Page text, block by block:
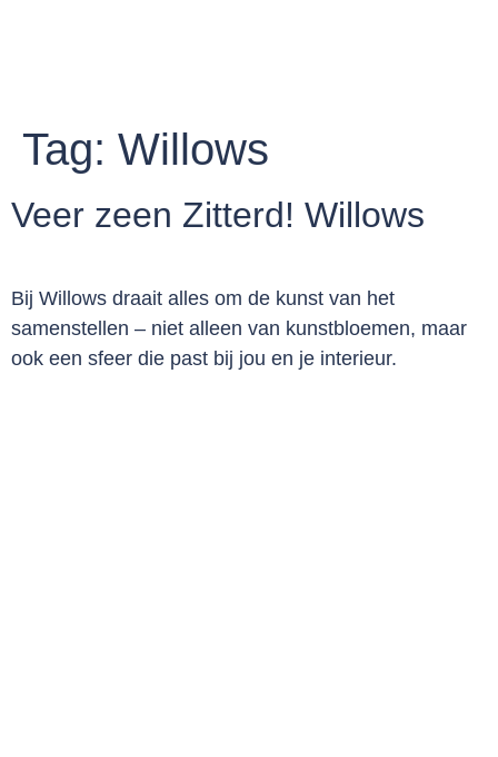
Tag: Willows
Veer zeen Zitterd! Willows
Bij Willows draait alles om de kunst van het
samenstellen – niet alleen van kunstbloemen, maar
ook een sfeer die past bij jou en je interieur.